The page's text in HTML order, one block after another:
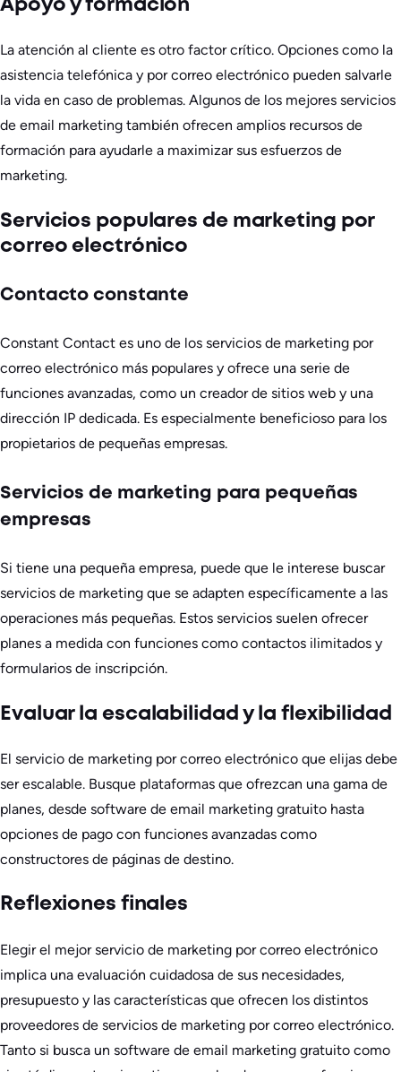
Apoyo y formación
La atención al cliente es otro factor crítico. Opciones como la
asistencia telefónica y por correo electrónico pueden salvarle
la vida en caso de problemas. Algunos de los mejores servicios
de email marketing también ofrecen amplios recursos de
formación para ayudarle a maximizar sus esfuerzos de
marketing.
Servicios populares de marketing por
correo electrónico
Contacto constante
Constant Contact es uno de los servicios de marketing por
correo electrónico más populares y ofrece una serie de
funciones avanzadas, como un creador de sitios web y una
dirección IP dedicada. Es especialmente beneficioso para los
propietarios de pequeñas empresas.
Servicios de marketing para pequeñas
empresas
Si tiene una pequeña empresa, puede que le interese buscar
servicios de marketing que se adapten específicamente a las
operaciones más pequeñas. Estos servicios suelen ofrecer
planes a medida con funciones como contactos ilimitados y
formularios de inscripción.
Evaluar la escalabilidad y la flexibilidad
El servicio de marketing por correo electrónico que elijas debe
ser escalable. Busque plataformas que ofrezcan una gama de
planes, desde software de email marketing gratuito hasta
opciones de pago con funciones avanzadas como
constructores de páginas de destino.
Reflexiones finales
Elegir el mejor servicio de marketing por correo electrónico
implica una evaluación cuidadosa de sus necesidades,
presupuesto y las características que ofrecen los distintos
proveedores de servicios de marketing por correo electrónico.
Tanto si busca un software de email marketing gratuito como